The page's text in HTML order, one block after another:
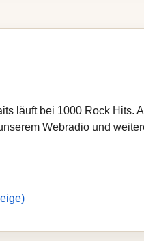
läuft bei 1000 Rock Hits.
Webradio und